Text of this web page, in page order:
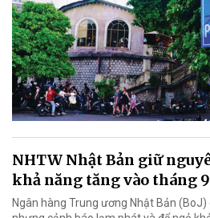
NHTW Nhật Bản giữ
khả năng tăng vào tháng 9
Ngân hàng Trung ương Nhật Bản (BoJ)